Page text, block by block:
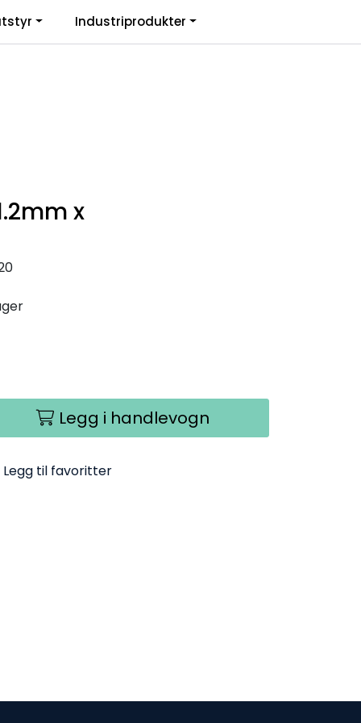
Informasjon Favoritter
Industriprodukter
x
Legg i handlevogn
Legg til favoritter